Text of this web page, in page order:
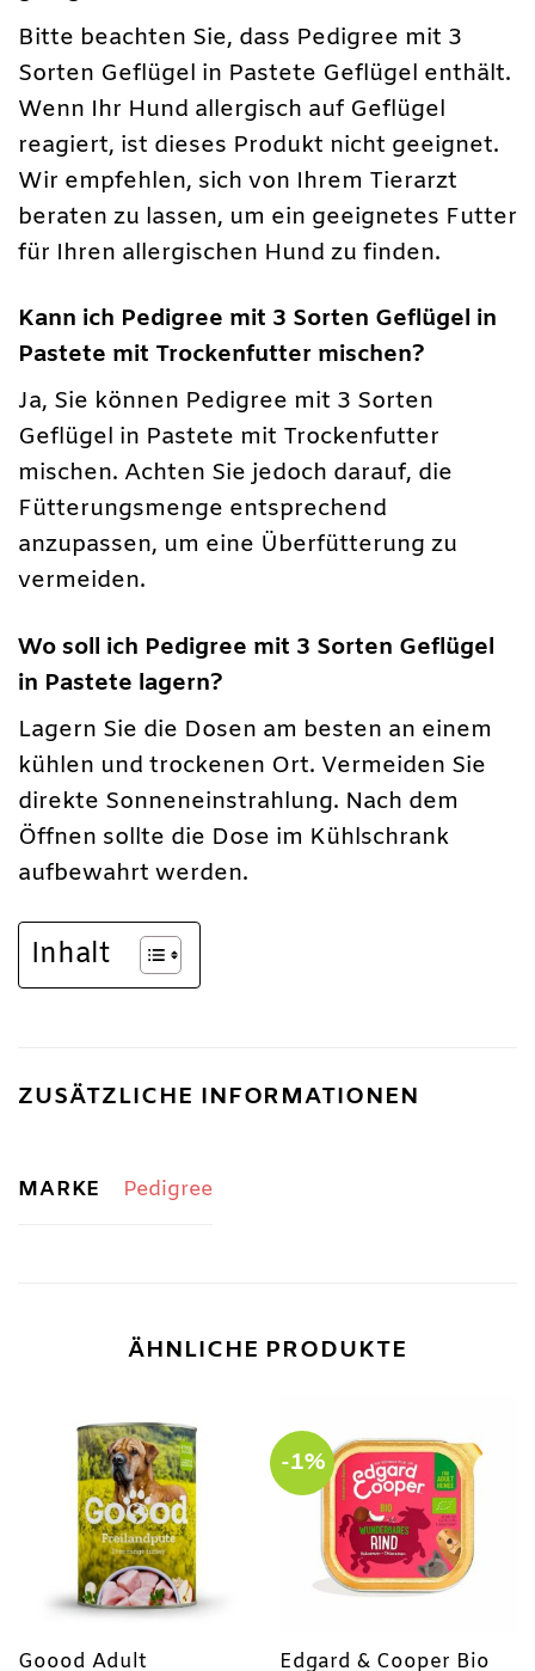
Bitte beachten Sie, dass Pedigree mit 3
Sorten Geflügel in Pastete Geflügel enthält.
Wenn Ihr Hund allergisch auf Geflügel
reagiert, ist dieses Produkt nicht geeignet.
Wir empfehlen, sich von Ihrem Tierarzt
beraten zu lassen, um ein geeignetes Futter
für Ihren allergischen Hund zu finden.
Kann ich Pedigree mit 3 Sorten Geflügel in
Pastete mit Trockenfutter mischen?
Ja, Sie können Pedigree mit 3 Sorten
Geflügel in Pastete mit Trockenfutter
mischen. Achten Sie jedoch darauf, die
Fütterungsmenge entsprechend
anzupassen, um eine Überfütterung zu
vermeiden.
Wo soll ich Pedigree mit 3 Sorten Geflügel
in Pastete lagern?
Lagern Sie die Dosen am besten an einem
kühlen und trockenen Ort. Vermeiden Sie
direkte Sonneneinstrahlung. Nach dem
Öffnen sollte die Dose im Kühlschrank
aufbewahrt werden.
Inhalt
ZUSÄTZLICHE INFORMATIONEN
MARKE Pedigree
ÄHNLICHE PRODUKTE
Goood Adult
-1%
Edgard & Cooper Bio